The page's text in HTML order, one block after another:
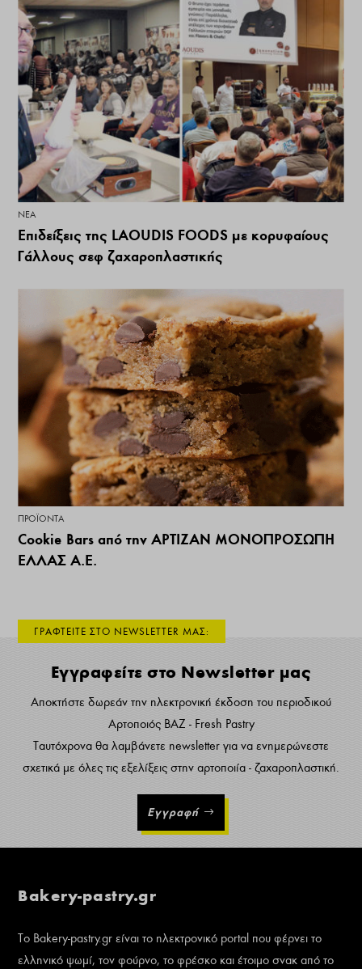
ΝΕΑ
Επιδείξεις της LAOUDIS FOODS με κορυφαίους
Γάλλους σεφ ζαχαροπλαστικής
ΠΡΟΪΌΝΤΑ
Cookie Bars από την ΑΡΤΙΖΑΝ MONOΠΡΟΣΩΠΗ
ΕΛΛΑΣ Α.Ε.
ΓΡΑΦΤΕΙΤΕ ΣΤΟ NEWSLETTER ΜΑΣ:
Εγγραφείτε στο Newsletter μας
Αποκτήστε δωρεάν την ηλεκτρονική έκδοση του περιοδικού
Αρτοποιός ΒΑΖ - Fresh Pastry
Ταυτόχρονα θα λαμβάνετε newsletter για να ενημερώνεστε
σχετικά με όλες τις εξελίξεις στην αρτοποιία - ζαχαροπλαστική.
Εγγραφή
Bakery-pastry.gr
Το Bakery-pastry.gr είναι το ηλεκτρονικό portal που φέρνει το
ελληνικό ψωμί, τον φούρνο, το φρέσκο και έτοιμο σνακ από το